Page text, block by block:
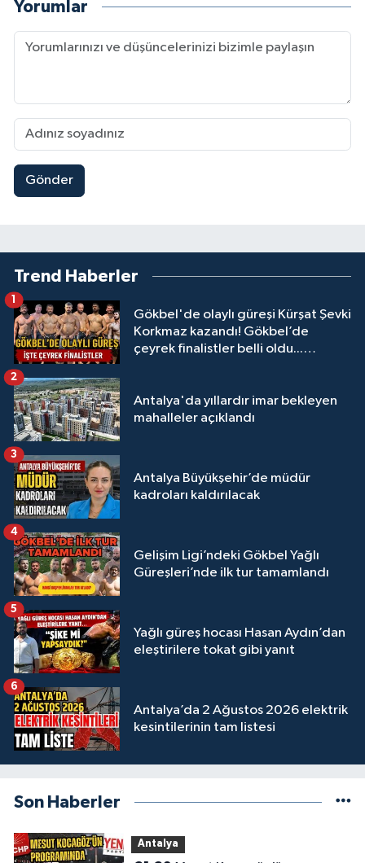
Yorumlar
Gönder
Trend Haberler
Gökbel'de olaylı güreşi Kürşat Şevki
Korkmaz kazandı! Gökbel’de
çeyrek finalistler belli oldu...
1
Antalya'da yıllardır imar bekleyen
mahalleler açıklandı
2
Antalya Büyükşehir’de müdür
kadroları kaldırılacak
3
Gelişim Ligi’ndeki Gökbel Yağlı
Güreşleri’nde ilk tur tamamlandı
4
Yağlı güreş hocası Hasan Aydın’dan
eleştirilere tokat gibi yanıt
5
Antalya’da 2 Ağustos 2026 elektrik
kesintilerinin tam listesi
6
Son Haberler
Antalya